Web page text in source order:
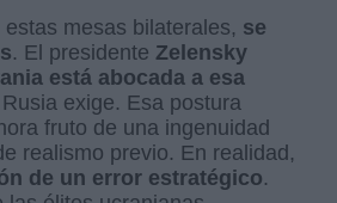
mesas bilaterales, se
. El presidente Zelensky
está abocada a esa
exige. Esa postura
fruto de una ingenuidad
realismo previo. En realidad,
de un error estratégico.